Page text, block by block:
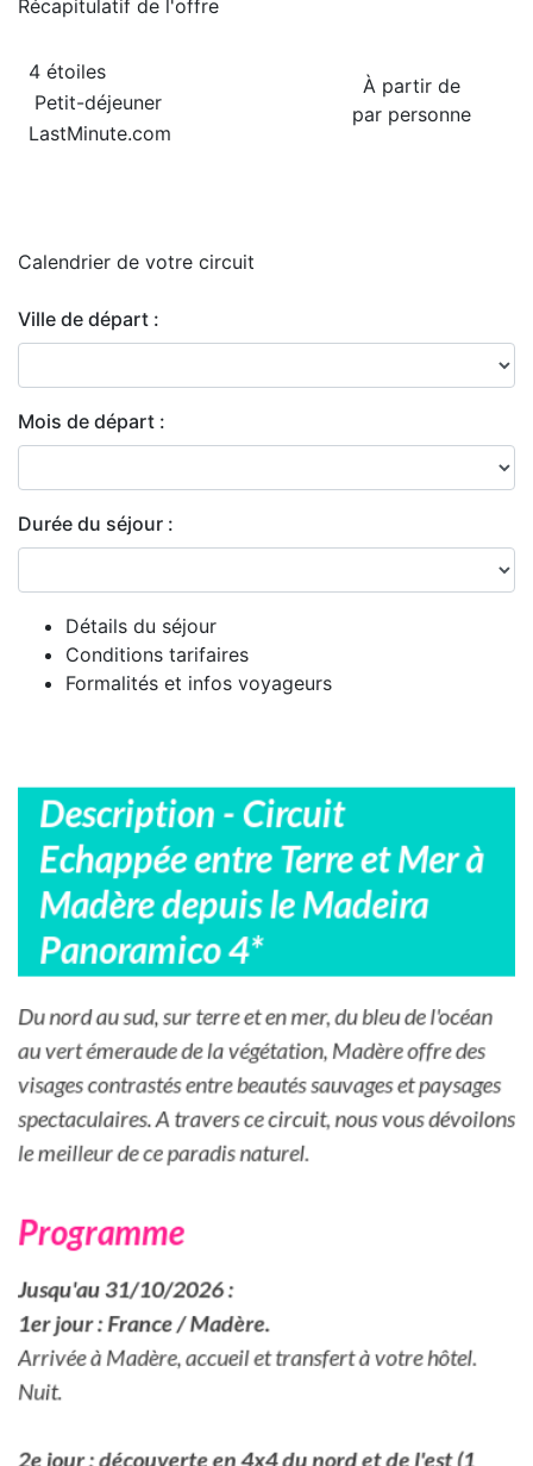
Récapitulatif de l'offre
À partir de
par personne
4 étoiles
Petit-déjeuner
LastMinute.com
Calendrier de votre circuit
Ville de départ :
Mois de départ :
Durée du séjour :
Détails du séjour
Conditions tarifaires
Formalités et infos voyageurs